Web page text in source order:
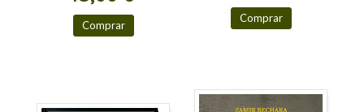
Comprar
Comprar